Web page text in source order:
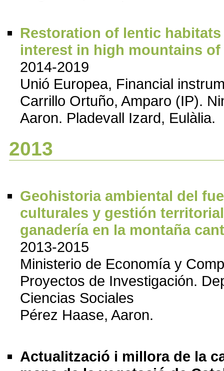
Restoration of lentic
interest in high mountains of
2014-2019
Unió Europea, Financial
Carrillo Ortuño, Amparo (IP).
Aaron. Pladevall Izard, Eulàlia.
2013
Geohistoria ambiental del
culturales y gestión
ganadería en la montaña
2013-2015
Ministerio de Economía y
Proyectos de Investigación.
Ciencias Sociales
Pérez Haase, Aaron.
Actualització i millora de la